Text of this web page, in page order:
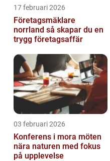
17 februari 2026
Företagsmäklare
norrland så skapar du en
trygg företagsaffär
03 februari 2026
Konferens i mora möten
nära naturen med fokus
på upplevelse